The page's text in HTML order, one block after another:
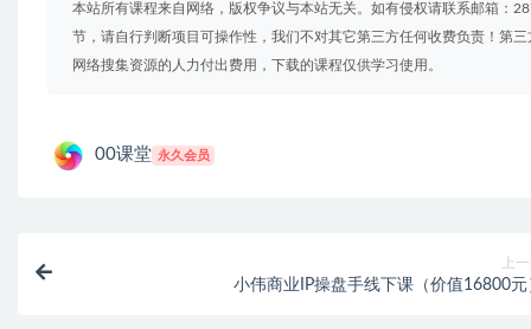
本站所有课程来自网络，版权争议与本站无关。如有侵权请联系邮箱：
节，请自行判断项目可操作性，我们不对其它第三方任何收费负责！第
网络搜集资源的人力付出费用，下载的课程仅供学习使用。
00课堂 永久会员
上
小伟商业IP操盘手线下课（价值16800元